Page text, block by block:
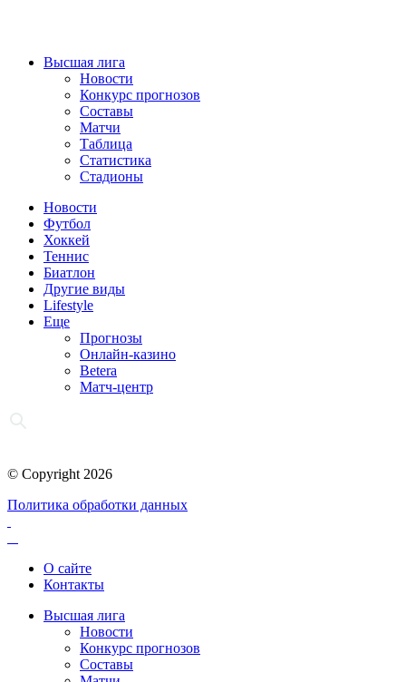
Высшая лига
Новости
Конкурс прогнозов
Составы
Матчи
Таблица
Статистика
Стадионы
Новости
Футбол
Хоккей
Теннис
Биатлон
Другие виды
Lifestyle
Еще
Прогнозы
Онлайн-казино
Betera
Матч-центр
© Copyright 2026
Политика обработки данных
О сайте
Контакты
Высшая лига
Новости
Конкурс прогнозов
Составы